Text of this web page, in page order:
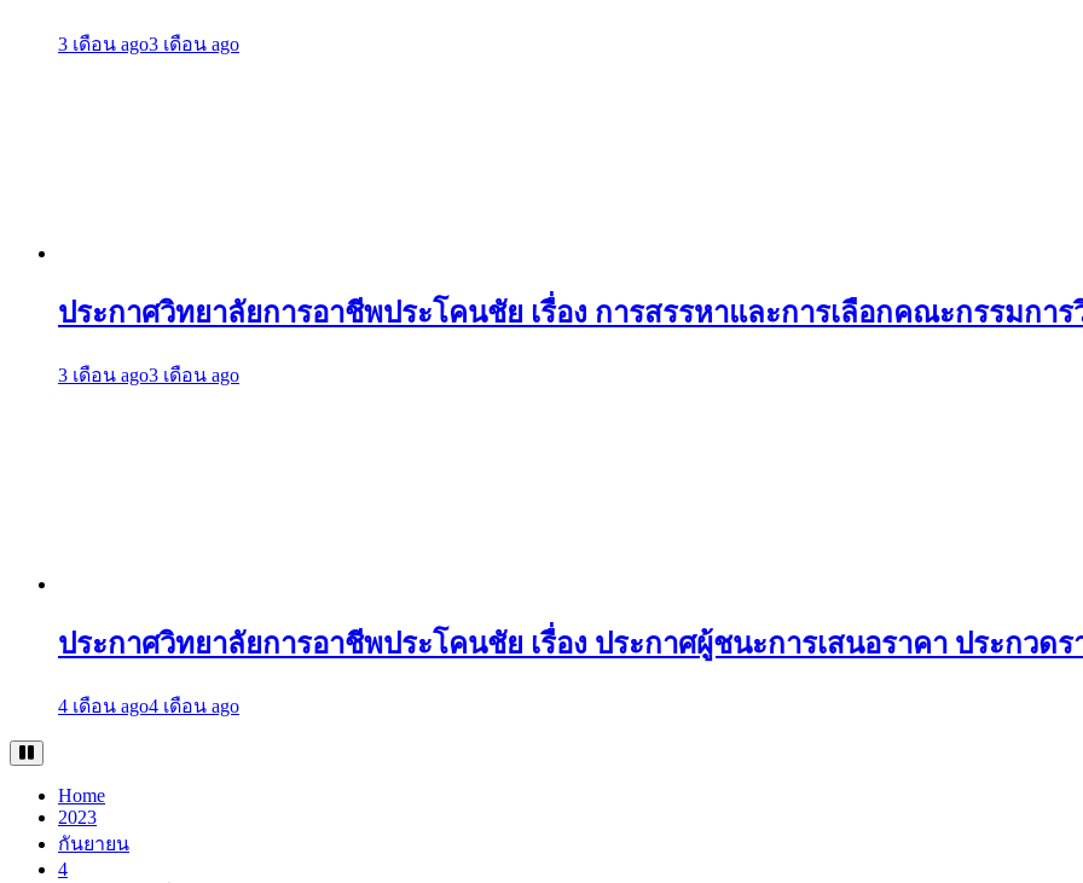
3 เดือน ago3 เดือน ago
ประกาศวิทยาลัยการอาชีพประโคนชัย เรื่อง การสรรหาและการเลือกคณะกรรมการ
3 เดือน ago3 เดือน ago
ประกาศวิทยาลัยการอาชีพประโคนชัย เรื่อง ประกาศผู้ชนะการเสนอราคา ประกวดร
4 เดือน ago4 เดือน ago
Home
2023
กันยายน
4